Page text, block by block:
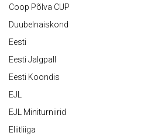
Coop Põlva CUP
Duubelnaiskond
Eesti
Eesti Jalgpall
Eesti Koondis
EJL
EJL Miniturniirid
Eliitliiga